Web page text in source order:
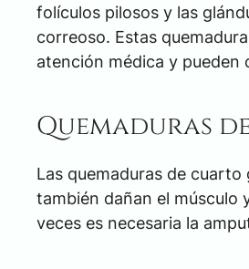
folículos pilosos y las
correoso. Estas
atención médica y pueden
Quemaduras
Las quemaduras de
también dañan el músculo
veces es necesaria la